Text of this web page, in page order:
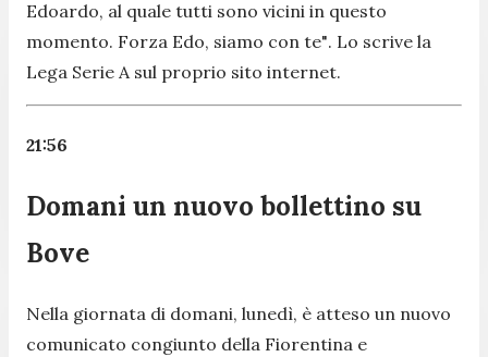
Edoardo, al quale tutti sono vicini in questo
momento. Forza Edo, siamo con te". Lo scrive la
Lega Serie A sul proprio sito internet.
21:56
Domani un nuovo bollettino su
Bove
Nella giornata di domani, lunedì, è atteso un nuovo
comunicato congiunto della Fiorentina e